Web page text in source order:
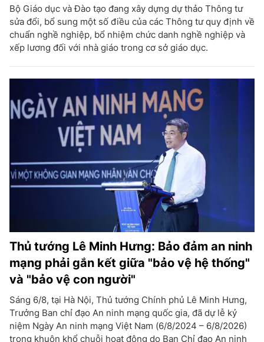
Bộ Giáo dục và Đào tạo đang xây dựng dự thảo Thông tư
sửa đổi, bổ sung một số điều của các Thông tư quy định về
chuẩn nghề nghiệp, bổ nhiệm chức danh nghề nghiệp và
xếp lương đối với nhà giáo trong cơ sở giáo dục.
Thủ tướng Lê Minh Hưng: Bảo đảm an ninh
mạng phải gắn kết giữa "bảo vệ hệ thống"
và "bảo vệ con người"
Sáng 6/8, tại Hà Nội, Thủ tướng Chính phủ Lê Minh Hưng,
Trưởng Ban chỉ đạo An ninh mạng quốc gia, đã dự lễ kỷ
niệm Ngày An ninh mạng Việt Nam (6/8/2024 – 6/8/2026)
trong khuôn khổ chuỗi hoạt động do Ban Chỉ đạo An ninh